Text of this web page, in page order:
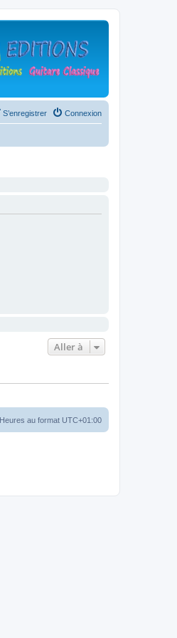
Connexion
S’enregistrer
Aller à
Heures au format UTC+01:00